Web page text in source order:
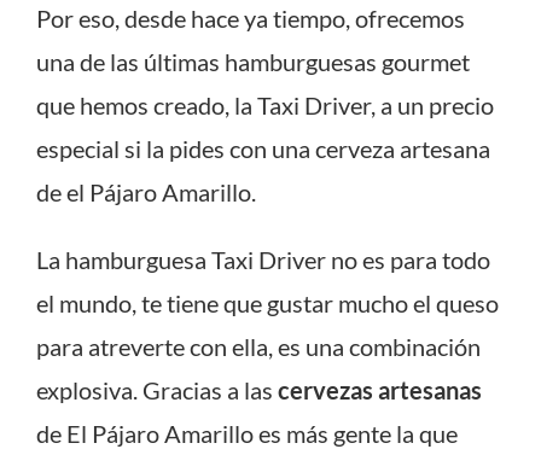
Por eso, desde hace ya tiempo, ofrecemos
una de las últimas hamburguesas gourmet
que hemos creado, la Taxi Driver, a un precio
especial si la pides con una cerveza artesana
de el Pájaro Amarillo.
La hamburguesa Taxi Driver no es para todo
el mundo, te tiene que gustar mucho el queso
para atreverte con ella, es una combinación
explosiva. Gracias a las cervezas artesanas
de El Pájaro Amarillo es más gente la que